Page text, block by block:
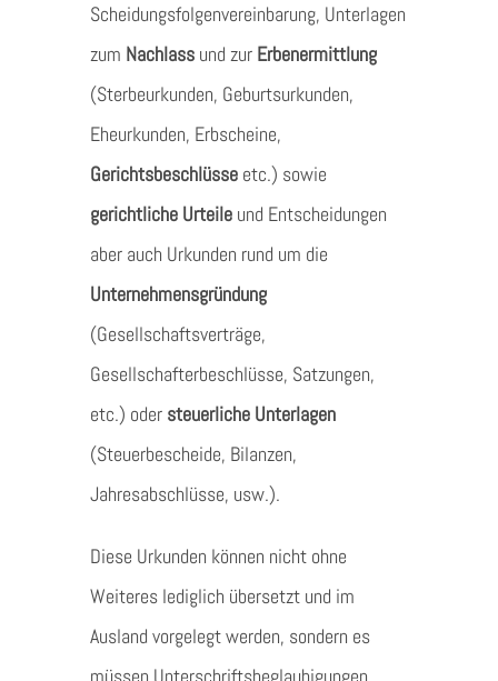
Scheidungsfolgenvereinbarung, Unterlagen
zum Nachlassund zur Erbenermittlung
(Sterbeurkunden, Geburtsurkunden,
Eheurkunden, Erbscheine,
Gerichtsbeschlüsseetc.) sowie
gerichtliche Urteileund Entscheidungen
aber auch Urkunden rund um die
Unternehmensgründung
(Gesellschaftsverträge,
Gesellschafterbeschlüsse, Satzungen,
etc.) oder steuerliche Unterlagen
(Steuerbescheide, Bilanzen,
Jahresabschlüsse, usw.).
Diese Urkunden können nicht ohne
Weiteres lediglich übersetzt und im
Ausland vorgelegt werden, sondern es